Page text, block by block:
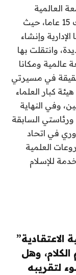
العالمية
الإسلامية في إسلام أباد، حيث أقمت هناك 15 عاما، حيث
وإنشاء
لها 3 كليات جديدة، وانتقلت بها
عالمية ومكانا
حقيقة في مسيرتي
كبار العلماء
وفي النهاية
السابقة
في اتحاد
العلمية
للإسلام
الاعتقادية”
وهل
لتقريبه